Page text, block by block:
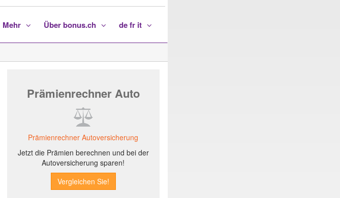
Mehr Über bonus.ch de fr it
Prämienrechner Auto
Prämienrechner Autoversicherung
Jetzt die Prämien berechnen und bei der
Autoversicherung sparen!